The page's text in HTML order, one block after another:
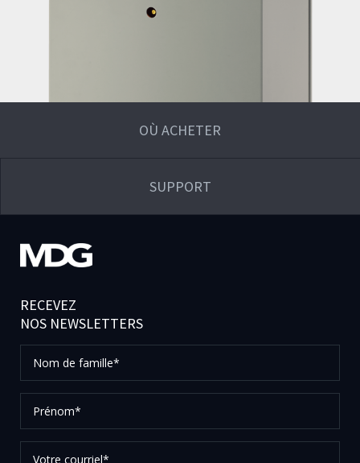
OÙ ACHETER
SUPPORT
RECEVEZ
NOS NEWSLETTERS
de
famille*
Prénom*